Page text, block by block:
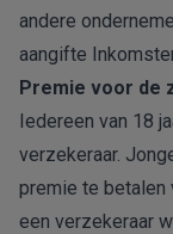
andere
aangifte
Premie voor de
Iedereen van 18
verzekeraar.
premie te
een verzekeraar